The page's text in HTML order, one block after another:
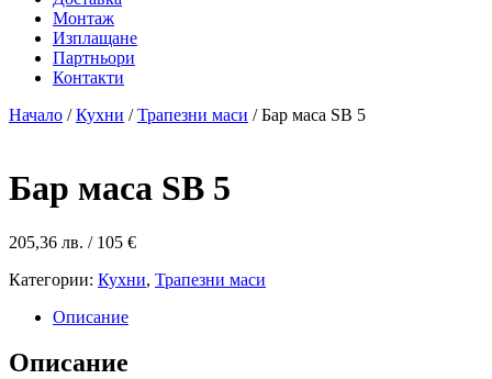
Монтаж
Изплащане
Партньори
Контакти
Начало /Кухни /Трапезни маси / Бар маса SB 5
Бар маса SB 5
205,36 лв. / 105 €
Категории: Кухни, Трапезни маси
Описание
Описание